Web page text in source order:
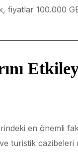
fiyatlar 100.000
en önemli
turistik